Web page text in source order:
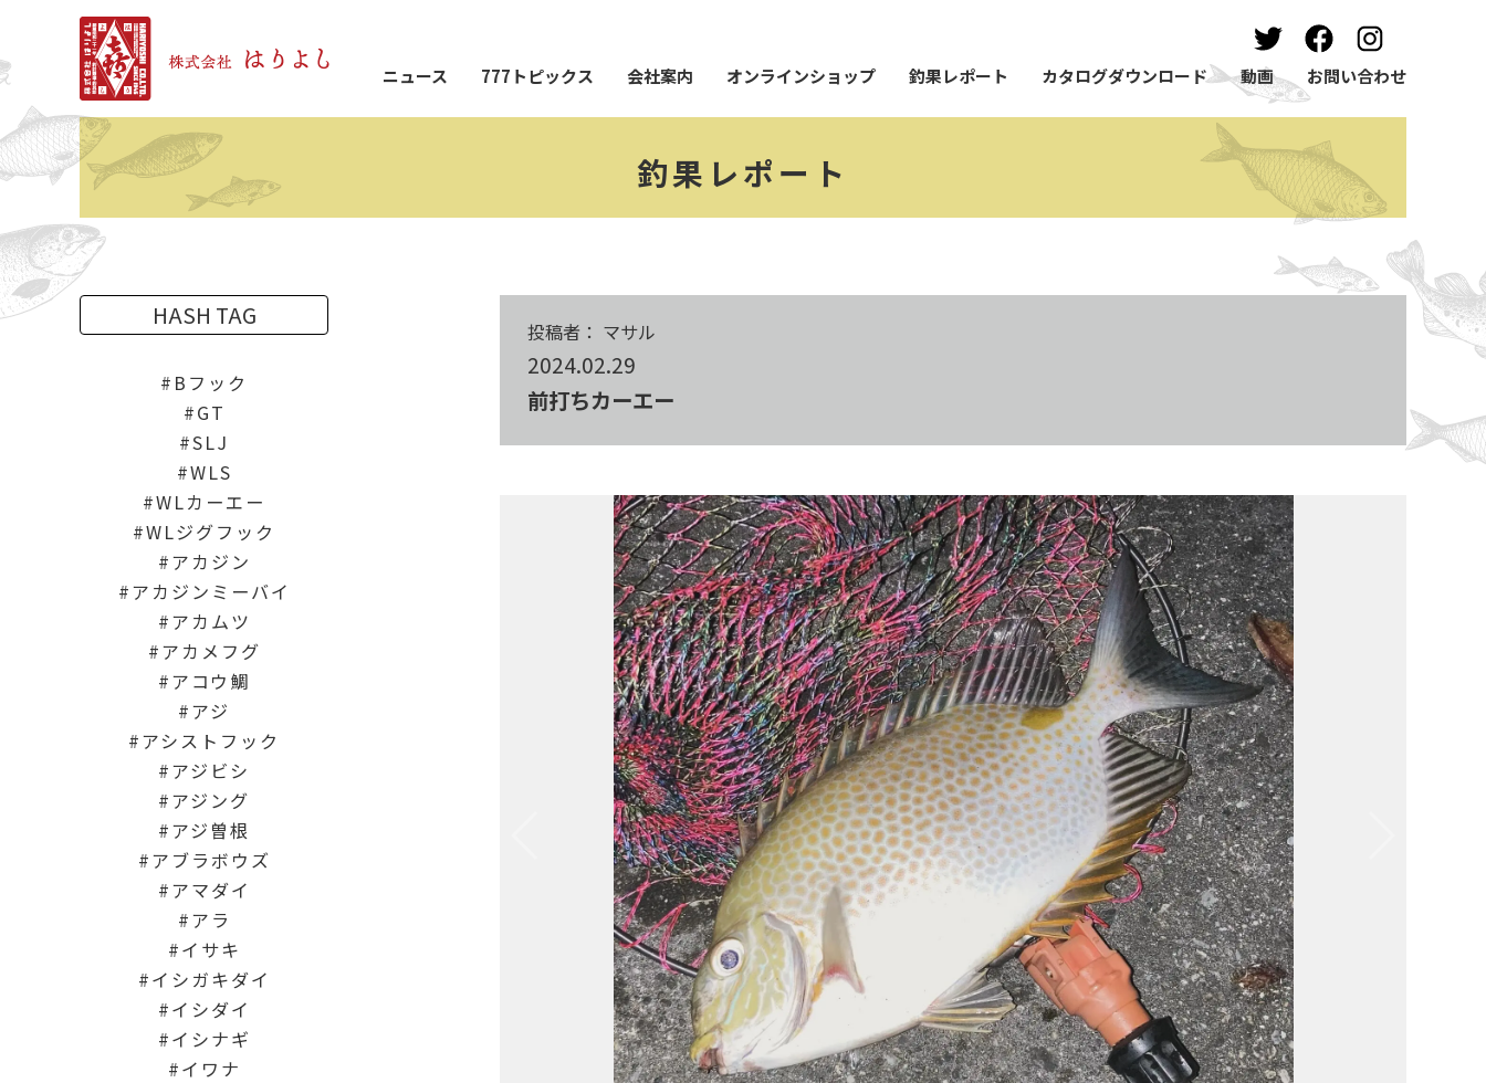
ニュース 777トピックス 会社案内 オンラインショップ 釣果レポート カタログダウンロード 動画 お問い合わせ
釣果レポート
投稿者： マサル
2024.02.29
前打ちカーエー
HASH TAG
Bフック
GT
SLJ
WLS
WLカーエー
WLジグフック
アカジン
アカジンミーバイ
アカムツ
アカメフグ
アコウ鯛
アジ
アシストフック
アジビシ
アジング
アジ曽根
アブラボウズ
アマダイ
アラ
イサキ
イシガキダイ
イシダイ
イシナギ
イワナ